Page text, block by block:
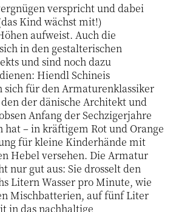
verspricht und dabei
Kind wächst mit!)
aufweist. Auch die
in den gestalterischen
und sind noch dazu
Hiendl Schineis
sich für den Armaturenklassiker
der dänische Architekt und
Anfang der Sechzigerjahre
hat – in kräftigem Rot und Orange
für kleine Kinderhände mit
Hebel versehen. Die Armatur
nur gut aus: Sie drosselt den
Litern Wasser pro Minute, wie
Mischbatterien, auf fünf Liter
in das nachhaltige